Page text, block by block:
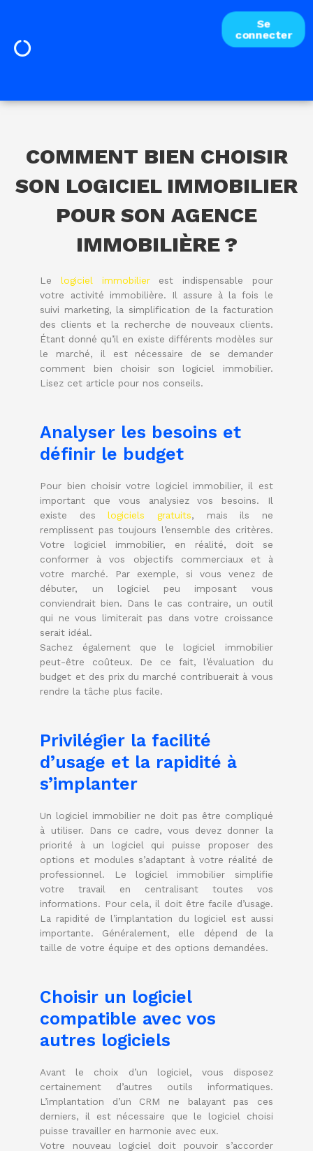
Se
connecter
COMMENT BIEN CHOISIR
SON LOGICIEL IMMOBILIER
POUR SON AGENCE
IMMOBILIÈRE ?
Lelogiciel immobilierest indispensable pour
votre activité immobilière. Il assure à la fois le
suivi marketing, la simplification de la facturation
des clients et la recherche de nouveaux clients.
Étant donné qu’il en existe différents modèles sur
le marché, il est nécessaire de se demander
comment bien choisir son logiciel immobilier.
Lisez cet article pour nos conseils.
Analyser les besoins et
définir le budget
Pour bien choisir votre logiciel immobilier, il est
important que vous analysiez vos besoins. Il
existe deslogiciels gratuits, mais ils ne
remplissent pas toujours l’ensemble des critères.
Votre logiciel immobilier, en réalité, doit se
conformer à vos objectifs commerciaux et à
votre marché. Par exemple, si vous venez de
débuter, un logiciel peu imposant vous
conviendrait bien. Dans le cas contraire, un outil
qui ne vous limiterait pas dans votre croissance
serait idéal.
Sachez également que le logiciel immobilier
peut-être coûteux. De ce fait, l’évaluation du
budget et des prix du marché contribuerait à vous
rendre la tâche plus facile.
Privilégier la facilité
d’usage et la rapidité à
s’implanter
Un logiciel immobilier ne doit pas être compliqué
à utiliser. Dans ce cadre, vous devez donner la
priorité à un logiciel qui puisse proposer des
options et modules s’adaptant à votre réalité de
professionnel. Le logiciel immobilier simplifie
votre travail en centralisant toutes vos
informations. Pour cela, il doit être facile d’usage.
La rapidité de l’implantation du logiciel est aussi
importante. Généralement, elle dépend de la
taille de votre équipe et des options demandées.
Choisir un logiciel
compatible avec vos
autres logiciels
Avant le choix d’un logiciel, vous disposez
certainement d’autres outils informatiques.
L’implantation d’un CRM ne balayant pas ces
derniers, il est nécessaire que le logiciel choisi
puisse travailler en harmonie avec eux.
Votre nouveau logiciel doit pouvoir s’accorder